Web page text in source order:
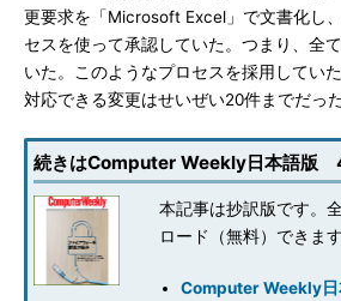
更要求を「Microsoft Excel」で文書化し
セスを使って承認していた。つまり、全
いた。このようなプロセスを採用してい
対応できる変更はせいぜい20件までだった
続きはComputer Weekly日本語版
本記事は抄訳版です。
ロード（無料）できます
Computer Weekly